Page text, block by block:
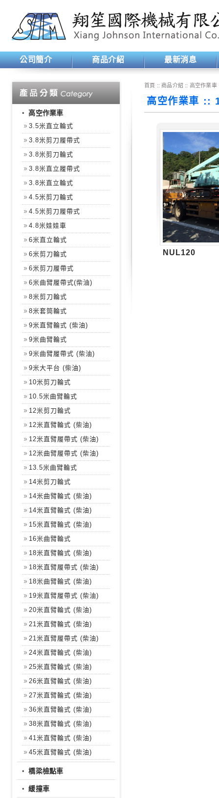
公司簡介 商品介紹 最新消息
‧高空作業車
3.5米直立輪式
3.8米剪刀履帶式
3.8米剪刀輪式
3.8米直立履帶式
3.8米直立輪式
4.5米剪刀輪式
4.5米剪刀履帶式
4.8米娃娃車
6米直立輪式
6米剪刀輪式
6米剪刀履帶式
6米曲臂履帶式(柴油)
8米剪刀輪式
8米套筒輪式
9米直臂輪式 (柴油)
9米曲臂輪式
9米曲臂履帶式 (柴油)
9米大平台 (柴油)
10米剪刀輪式
10.5米曲臂輪式
12米剪刀輪式
12米直臂輪式 (柴油)
12米直臂履帶式 (柴油)
12米曲臂履帶式 (柴油)
13.5米曲臂輪式
14米剪刀輪式
14米曲臂輪式 (柴油)
14米直臂輪式 (柴油)
15米直臂輪式 (柴油)
16米曲臂輪式
18米直臂輪式 (柴油)
18米直臂履帶式 (柴油)
18米曲臂輪式 (柴油)
19米直臂履帶式 (柴油)
20米直臂輪式 (柴油)
21米直臂輪式 (柴油)
21米直臂履帶式 (柴油)
24米直臂輪式 (柴油)
25米直臂輪式 (柴油)
26米直臂輪式 (柴油)
27米直臂輪式 (柴油)
36米直臂輪式 (柴油)
38米直臂輪式 (柴油)
41米直臂輪式 (柴油)
45米直臂輪式 (柴油)
‧橋梁檢點車
‧緩撞車
首頁 :: 商品介紹 :: 高空作業車
高空作業車 ::
NUL120